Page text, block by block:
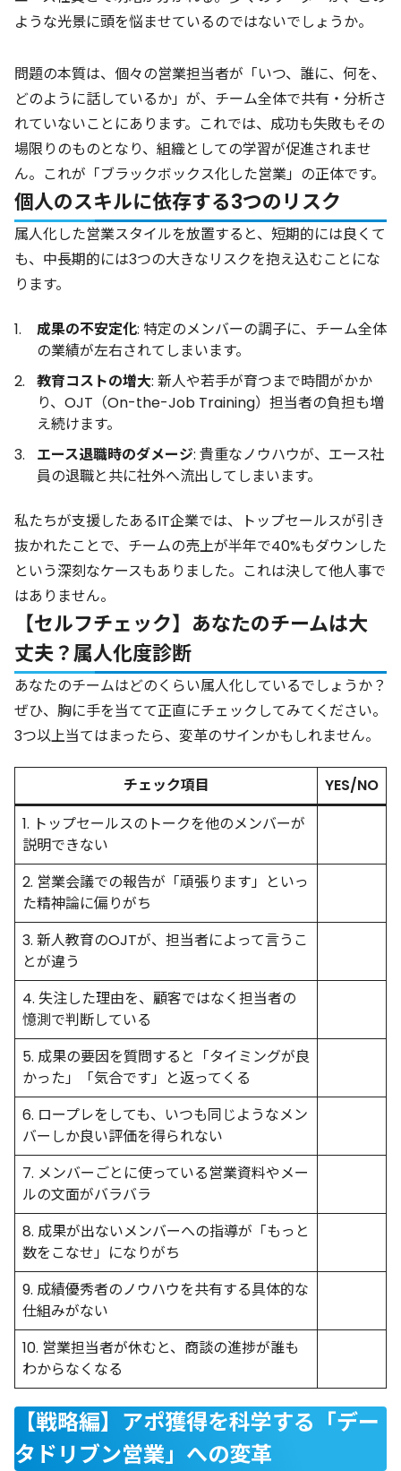
ような光景に頭を悩ませているのではないでしょうか。
問題の本質は、個々の営業担当者が「いつ、誰に、何を、
どのように話しているか」が、チーム全体で共有・分析さ
れていないことにあります。これでは、成功も失敗もその
場限りのものとなり、組織としての学習が促進されませ
ん。これが「ブラックボックス化した営業」の正体です。
個人のスキルに依存する3つのリスク
属人化した営業スタイルを放置すると、短期的には良くて
も、中長期的には3つの大きなリスクを抱え込むことにな
ります。
成果の不安定化: 特定のメンバーの調子に、チーム全体
の業績が左右されてしまいます。
教育コストの増大: 新人や若手が育つまで時間がかか
り、OJT（On-the-Job Training）担当者の負担も増
え続けます。
エース退職時のダメージ: 貴重なノウハウが、エース社
員の退職と共に社外へ流出してしまいます。
私たちが支援したあるIT企業では、トップセールスが引き
抜かれたことで、チームの売上が半年で40%もダウンした
という深刻なケースもありました。これは決して他人事で
はありません。
【セルフチェック】あなたのチームは大
丈夫？属人化度診断
あなたのチームはどのくらい属人化しているでしょうか？
ぜひ、胸に手を当てて正直にチェックしてみてください。
3つ以上当てはまったら、変革のサインかもしれません。
チェック項目
YES/NO
1. トップセールスのトークを他のメンバーが
説明できない
2. 営業会議での報告が「頑張ります」といっ
た精神論に偏りがち
3. 新人教育のOJTが、担当者によって言うこ
とが違う
4. 失注した理由を、顧客ではなく担当者の
憶測で判断している
5. 成果の要因を質問すると「タイミングが良
かった」「気合です」と返ってくる
6. ロープレをしても、いつも同じようなメン
バーしか良い評価を得られない
7. メンバーごとに使っている営業資料やメー
ルの文面がバラバラ
8. 成果が出ないメンバーへの指導が「もっと
数をこなせ」になりがち
9. 成績優秀者のノウハウを共有する具体的な
仕組みがない
10. 営業担当者が休むと、商談の進捗が誰も
わからなくなる
【戦略編】アポ獲得を科学する「デー
タドリブン営業」への変革